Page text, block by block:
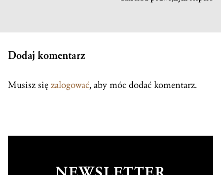
Dodaj komentarz
Musisz się zalogować, aby móc dodać komentarz.